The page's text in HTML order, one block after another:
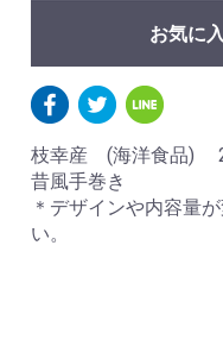
お気に
枝幸産 (海洋食品)
昔風手巻き
＊デザインや内容量
い。